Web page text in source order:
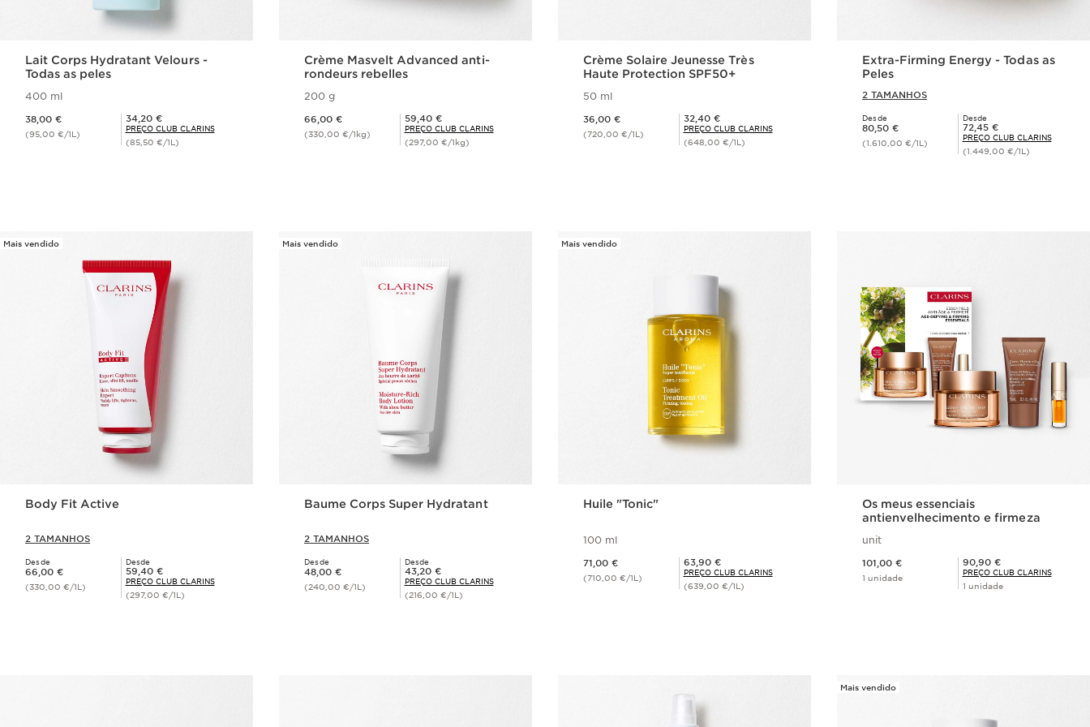
Lait Corps Hydratant Velours -
Todas as peles
400 ml
38,00 €
(95,00 €/1L)
Preço Club Clarins 34,20 €
34,20 €
PREÇO CLUB CLARINS
(85,50 €/1L)
Crème Masvelt Advanced anti-
rondeurs rebelles
200 g
66,00 €
(330,00 €/1kg)
Preço Club Clarins 59,40 €
59,40 €
PREÇO CLUB CLARINS
(297,00 €/1kg)
Crème Solaire Jeunesse Très
Haute Protection SPF50+
50 ml
36,00 €
(720,00 €/1L)
Preço Club Clarins 32,40 €
32,40 €
PREÇO CLUB CLARINS
(648,00 €/1L)
Extra-Firming Energy - Todas as
Peles
2 TAMANHOS
Desde
Preço atual 80,50 €
80,50 €
(1.610,00 €/1L)
Desde
Preço Club Clarins 72,45 €
72,45 €
PREÇO CLUB CLARINS
(1.449,00 €/1L)
Mais vendido
Body Fit Active
2 TAMANHOS
Desde
Preço atual 66,00 €
66,00 €
(330,00 €/1L)
Desde
Preço Club Clarins 59,40 €
59,40 €
PREÇO CLUB CLARINS
(297,00 €/1L)
Mais vendido
Baume Corps Super Hydratant
2 TAMANHOS
Desde
Preço atual 48,00 €
48,00 €
(240,00 €/1L)
Desde
Preço Club Clarins 43,20 €
43,20 €
PREÇO CLUB CLARINS
(216,00 €/1L)
Mais vendido
Huile "Tonic"
100 ml
71,00 €
(710,00 €/1L)
Preço Club Clarins 63,90 €
63,90 €
PREÇO CLUB CLARINS
(639,00 €/1L)
Os meus essenciais
antienvelhecimento e firmeza
unit
101,00 €
1 unidade
Preço Club Clarins 90,90 €
90,90 €
PREÇO CLUB CLARINS
1 unidade
Mais vendido